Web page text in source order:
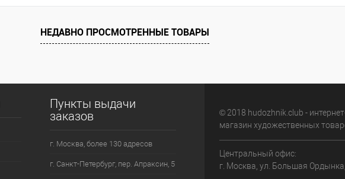
НЕДАВНО ПРОСМОТРЕННЫЕ ТОВАРЫ
Пункты выдачи
заказов
г. Москва, более 130 адресов
г. Санкт-Петербург, пер. Апраксин, 5
© 2018 hudozhnik.club -
магазин художественных
Центральный офис:
г. Москва, ул. Большая